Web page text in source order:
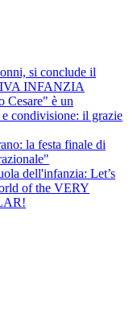
si conclude il
INFANZIA
Cesare" è un
condivisione: il grazie
la festa finale di
dell'infanzia: Let’s
of the VERY